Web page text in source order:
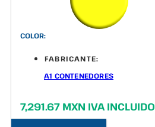
COLOR:
FABRICANTE:
A1 CONTENEDORES
7,291.67 MXN IVA INCLUIDO